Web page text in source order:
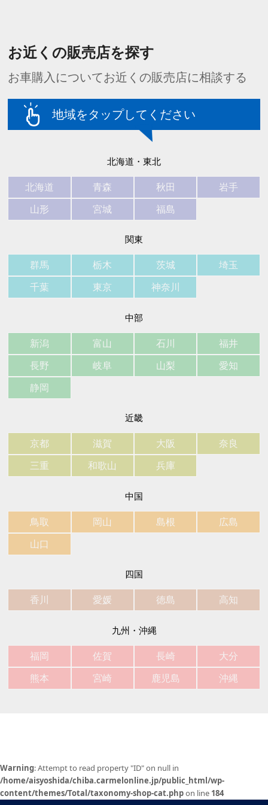
お近くの販売店を探す
お車購入についてお近くの販売店に相談する
地域をタップしてください
北海道・東北
北海道 青森 秋田
岩手
山形
宮城 福島
関東
群馬 栃木 茨城
埼玉
千葉
東京 神奈川
中部
新潟 富山 石川
福井
長野
岐阜 山梨
愛知
静岡
近畿
京都 滋賀 大阪
奈良
三重
和歌山 兵庫
中国
鳥取 岡山 島根
広島
山口
四国
香川 愛媛 徳島 高知
九州・沖縄
福岡 佐賀 長崎
大分
熊本
宮崎 鹿児島 沖縄
Warning: Attempt to read property "ID" on null in
/home/aisyoshida/chiba.carmelonline.jp/public_html/wp-
content/themes/Total/taxonomy-shop-cat.phpon line 184